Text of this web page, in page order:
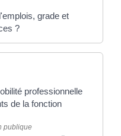
grade et
?
professionnelle
de la fonction
publique